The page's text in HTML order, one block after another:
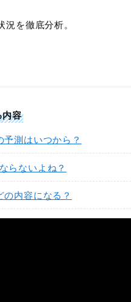
を徹底分析。
内容
測はいつから？
らないよね？
内容になる？